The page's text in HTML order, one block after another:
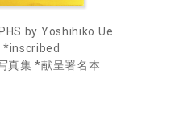
by Yoshihiko Ue
*inscribed
真集 *献呈署名本